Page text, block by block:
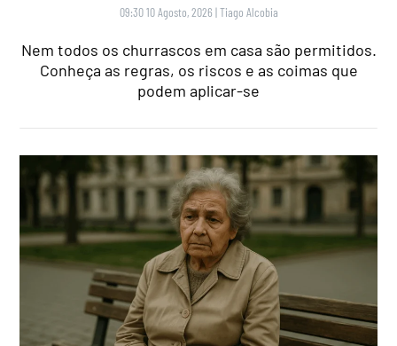
09:30 10 Agosto, 2026 |Tiago Alcobia
Nem todos os churrascos em casa são permitidos.
Conheça as regras, os riscos e as coimas que
podem aplicar-se